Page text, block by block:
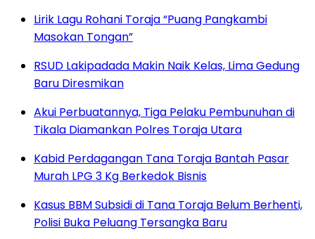
Lirik Lagu Rohani Toraja “Puang Pangkambi
Masokan Tongan”
RSUD Lakipadada Makin Naik Kelas, Lima Gedung
Baru Diresmikan
Akui Perbuatannya, Tiga Pelaku Pembunuhan di
Tikala Diamankan Polres Toraja Utara
Kabid Perdagangan Tana Toraja Bantah Pasar
Murah LPG 3 Kg Berkedok Bisnis
Kasus BBM Subsidi di Tana Toraja Belum Berhenti,
Polisi Buka Peluang Tersangka Baru